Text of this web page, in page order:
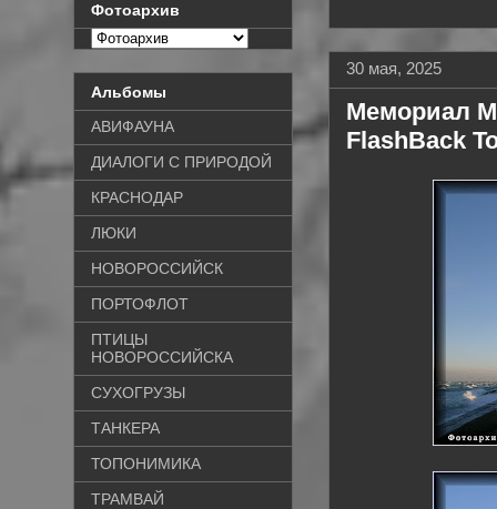
30 мая, 2025
Мемориал
FlashBack
Фотоархив
Альбомы
АВИФАУНА
ДИАЛОГИ С ПРИРОДОЙ
КРАСНОДАР
ЛЮКИ
НОВОРОССИЙСК
ПОРТОФЛОТ
ПТИЦЫ
НОВОРОССИЙСКА
СУХОГРУЗЫ
ТАНКЕРА
ТОПОНИМИКА
ТРАМВАЙ